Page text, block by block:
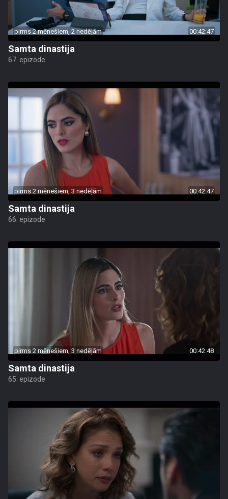
pirms 2 mēnešiem, 2 nedēļām 00:42:47
Samta dinastija
67. epizode
pirms 2 mēnešiem, 3 nedēļām 00:42:47
Samta dinastija
66. epizode
pirms 2 mēnešiem, 3 nedēļām 00:42:48
Samta dinastija
65. epizode